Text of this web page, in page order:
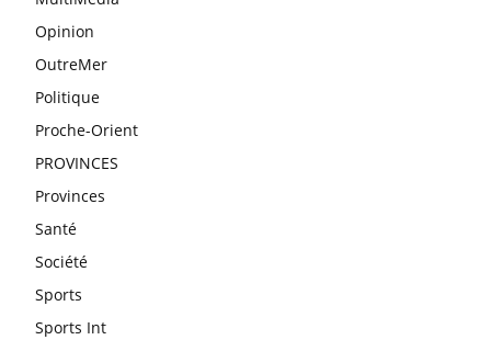
Opinion
OutreMer
Politique
Proche-Orient
PROVINCES
Provinces
Santé
Société
Sports
Sports Int